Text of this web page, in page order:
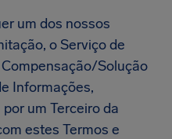
um dos nossos
o Serviço de
Solução
Informações,
um Terceiro da
estes Termos e